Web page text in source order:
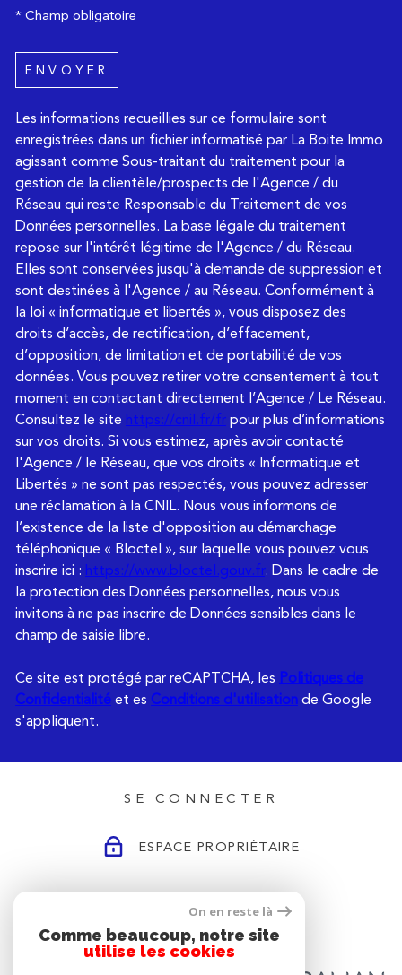
* Champ obligatoire
ENVOYER
Les informations recueillies sur ce formulaire sont
enregistrées dans un fichier informatisé par La Boite Immo
agissant comme Sous-traitant du traitement pour la
gestion de la clientèle/prospects de l'Agence / du
Réseau qui reste Responsable du Traitement de vos
Données personnelles. La base légale du traitement
repose sur l'intérêt légitime de l'Agence / du Réseau.
Elles sont conservées jusqu'à demande de suppression et
sont destinées à l'Agence / au Réseau. Conformément à
la loi « informatique et libertés », vous disposez des
droits d’accès, de rectification, d’effacement,
d’opposition, de limitation et de portabilité de vos
données. Vous pouvez retirer votre consentement à tout
moment en contactant directement l’Agence / Le Réseau.
Consultez le site https://cnil.fr/fr pour plus d’informations
sur vos droits. Si vous estimez, après avoir contacté
l'Agence / le Réseau, que vos droits « Informatique et
Libertés » ne sont pas respectés, vous pouvez adresser
une réclamation à la CNIL. Nous vous informons de
l’existence de la liste d'opposition au démarchage
téléphonique « Bloctel », sur laquelle vous pouvez vous
inscrire ici : https://www.bloctel.gouv.fr. Dans le cadre de
la protection des Données personnelles, nous vous
invitons à ne pas inscrire de Données sensibles dans le
champ de saisie libre.
Ce site est protégé par reCAPTCHA, les Politiques de
Confidentialité et es Conditions d'utilisation de Google
s'appliquent.
SE CONNECTER
ESPACE PROPRIÉTAIRE
On en reste là
Comme beaucoup, notre site
utilise les cookies